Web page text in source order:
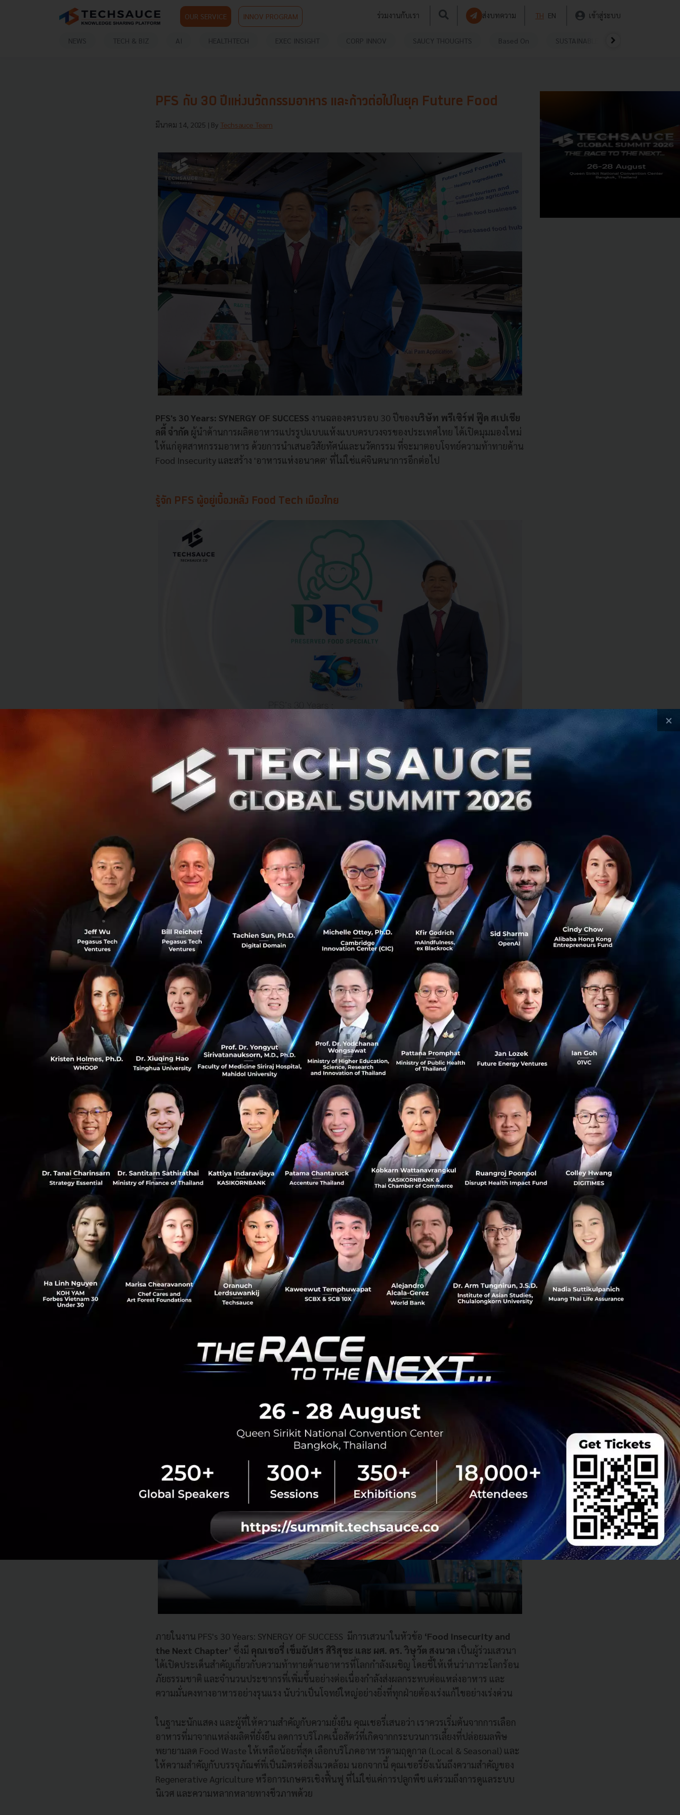
OUR SERVICE INNOV PROGRAM ร่วมงานกับเรา ส่งบทความ TH EN เข้าสู่ระบบ
NEWS TECH & BIZ AI HEALTHTECH EXEC INSIGHT CORP INNOV SAUCY THOUGHTS Based On SUSTAINABLE
0
0
PFS กับ 30 ปีแห่งนวัตกรรมอาหาร และก้าวต่อไปในยุค Future Food
มีนาคม 14, 2025 | By Techsauce Team
PFS's 30 Years: SYNERGY OF SUCCESS งานฉลองครบรอบ 30 ปีของบริษัท พรีเซิร์ฟ ฟู๊ด สเปเชีย
ลตี้ จำกัด ผู้นำด้านการผลิตอาหารแปรรูปแบบแห้งแบบครบวงจรของประเทศไทย ได้เปิดมุมมองใหม่
ให้แก่อุตสาหกรรมอาหาร ด้วยการนำเสนอวิสัยทัศน์และนวัตกรรม ที่จะมาตอบโจทย์ความท้าทายด้าน
Food Insecurity และสร้าง 'อาหารแห่งอนาคต' ที่ไม่ใช่แค่จินตนาการอีกต่อไป
รู้จัก PFS ผู้อยู่เบื้องหลัง Food Tech เมืองไทย
จุดเริ่มต้นของ PFS ต้องย้อนกลับไปเมื่อปี 2537 คุณวรภาส มหัทธโนบล
ความอุดมสมบูรณ์ของทรัพยากรไทยมาแปรรูป สร้างรายได้ให้คนไทย พร้อมนำเข้าเทคโนโลยี Freeze
Drying (การทำแห้งแบบแช่เยือกแข็ง) ผลิตอาหารแปรรูปคุณภาพส่งออกทั่วโลก หนึ่งใน Product เด่น
นอกจาก Freeze Drying แล้ว PFS ยังมีความเชี่ยวชาญในด้าน Spray Drying สำหรับทำครีมเทียม,
Drum Drying สำหรับทำผักผง ธัญพืชผง, Air Drying สำหรับทำผักผลไม้อบแห้ง ไปจนถึงการทำ
Frozen ทำให้ในปัจจุบัน PFS สามารถผลิตอาหารแปรรูปแบบแห้งได้ครบวงจร
เป้าหมาย 7,000 ล้านบาท กับเทรนด์ ‘อาหารแห่งอนาคต’
แน่นอนว่า PFS จะไม่หยุดเพียงเท่านี้ คุณภาณุ มหัทธโนบลผู้จัดการทั่วไป วางภาพในปี 2030 ไว้ว่า
PFS จะสามารถทำยอดขายได้แตะตัวเลข 7,000 ล้านบาท โดยให้ความสำคัญกับเทรนด์อาหารแห่ง
อนาคต โดยเฉพาะอย่างยิ่งในด้าน Health และ Well-being
โดยวางแผนลงทุนในสายการผลิตสินค้าข้าว รวมถึงการสร้าง R&D Technical Center เพื่อพัฒนาสินค้า
นวัตกรรม ผ่านการใช้องค์ความรู้ และเทคโนโลยีเพื่อสร้างอาหารที่มีอายุการเก็บรักษาที่นาน (Shelf
Life) ในขณะที่ยังสามารถรักษาคุณค่าทางอาหารได้อย่างครบถ้วน ซึ่งหนึ่งในอาหาร Super Food น่า
จับตามอง และทาง PFS ได้เข้าไปร่วมมือในด้านเทคโนโลยี Freeze Drying แล้วก็คือ ‘ไข่ผำ’
ทำไมต้องมี ‘อาหารแห่งอนาคต’ ?
ภายในงาน PFS's 30 Years: SYNERGY OF SUCCESS มีการเสวนาในหัวข้อ ‘Food Insecurity and
the Next Chapter’ ซึ่งมี คุณเชอรี่ เข็มอัปสร สิริสุขะ และ ผศ. ดร. วิษุวัต สงนวล เป็นผู้ร่วมเสวนา
ได้เปิดประเด็นสำคัญเกี่ยวกับความท้าทายด้านอาหารที่โลกกำลังเผชิญ โดยชี้ให้เห็นว่าภาวะโลกร้อน
ภัยธรรมชาติ และจำนวนประชากรที่เพิ่มขึ้นอย่างต่อเนื่องกำลังส่งผลกระทบต่อแหล่งอาหาร และ
ความมั่นคงทางอาหารอย่างรุนแรง นับว่าเป็นโจทย์ใหญ่อย่างยิ่งที่ทุกฝ่ายต้องเร่งแก้ไขอย่างเร่งด่วน
ในฐานะนักแสดง และผู้ที่ให้ความสำคัญกับความยั่งยืน คุณเชอรี่เสนอว่า เราควรเริ่มต้นจากการเลือก
อาหารที่มาจากแหล่งผลิตที่ยั่งยืน ลดการบริโภคเนื้อสัตว์ที่เกิดจากกระบวนการเลี้ยงที่ปล่อยมลพิษ
พยายามลด Food Waste ให้เหลือน้อยที่สุด เลือกบริโภคอาหารตามฤดูกาล (Local & Seasonal) และ
ให้ความสำคัญกับบรรจุภัณฑ์ที่เป็นมิตรต่อสิ่งแวดล้อม นอกจากนี้ คุณเชอรี่ยังเน้นถึงความสำคัญของ
Regenerative Agriculture หรือการเกษตรเชิงฟื้นฟู ที่ไม่ใช่แค่การปลูกพืช แต่รวมถึงการดูแลระบบ
นิเวศ และความหลากหลายทางชีวภาพด้วย
×